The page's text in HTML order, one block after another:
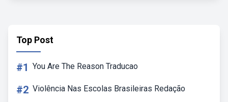
Top Post
#1 You Are The Reason Traducao
#2 Violência Nas Escolas Brasileiras Redação